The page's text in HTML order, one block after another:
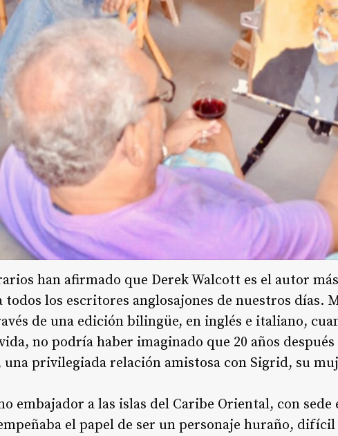
han afirmado que Derek Walcott es el autor
todos los escritores anglosajones de nuestros días.
de una edición bilingüe, en inglés e italiano,
no podría haber imaginado que 20 años
una privilegiada relación amistosa con Sigrid, su
embajador a las islas del Caribe Oriental, con sede
el papel de ser un personaje huraño,